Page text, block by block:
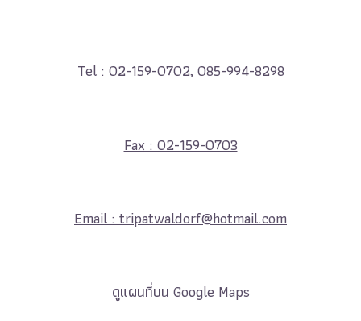
Tel :02-159-0702,085-994-8298
Fax : 02-159-0703
Email :tripatwaldorf@hotmail.com
ดูแผนที่บน Google Maps